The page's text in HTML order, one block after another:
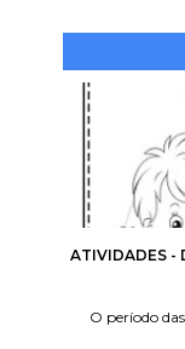
ATIVIDADES -
O período